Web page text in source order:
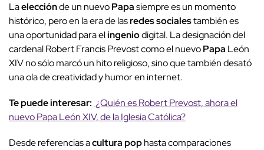
Laelecciónde un nuevoPapasiempre es un momento
histórico, pero en la era de lasredes socialestambién es
una oportunidad para elingeniodigital. La designación del
cardenal Robert Francis Prevost como el nuevoPapa León
XIV no sólo marcó un hito religioso, sino que también desató
una ola de creatividad y humor en internet.
Te puede interesar: ¿Quién es Robert Prevost, ahora el
nuevo Papa León XIV, de la Iglesia Católica?
Desde referencias acultura pophasta comparaciones